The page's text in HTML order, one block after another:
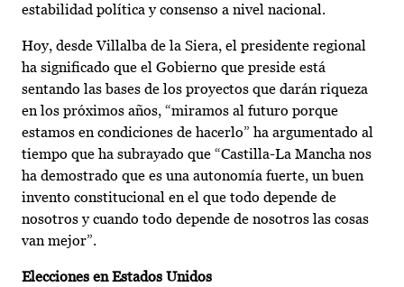
estabilidad política y consenso a nivel nacional.
Hoy, desde Villalba de la Siera, el presidente regional
ha significado que el Gobierno que preside está
sentando las bases de los proyectos que darán riqueza
en los próximos años, “miramos al futuro porque
estamos en condiciones de hacerlo” ha argumentado al
tiempo que ha subrayado que “Castilla-La Mancha nos
ha demostrado que es una autonomía fuerte, un buen
invento constitucional en el que todo depende de
nosotros y cuando todo depende de nosotros las cosas
van mejor”.
Elecciones en Estados Unidos